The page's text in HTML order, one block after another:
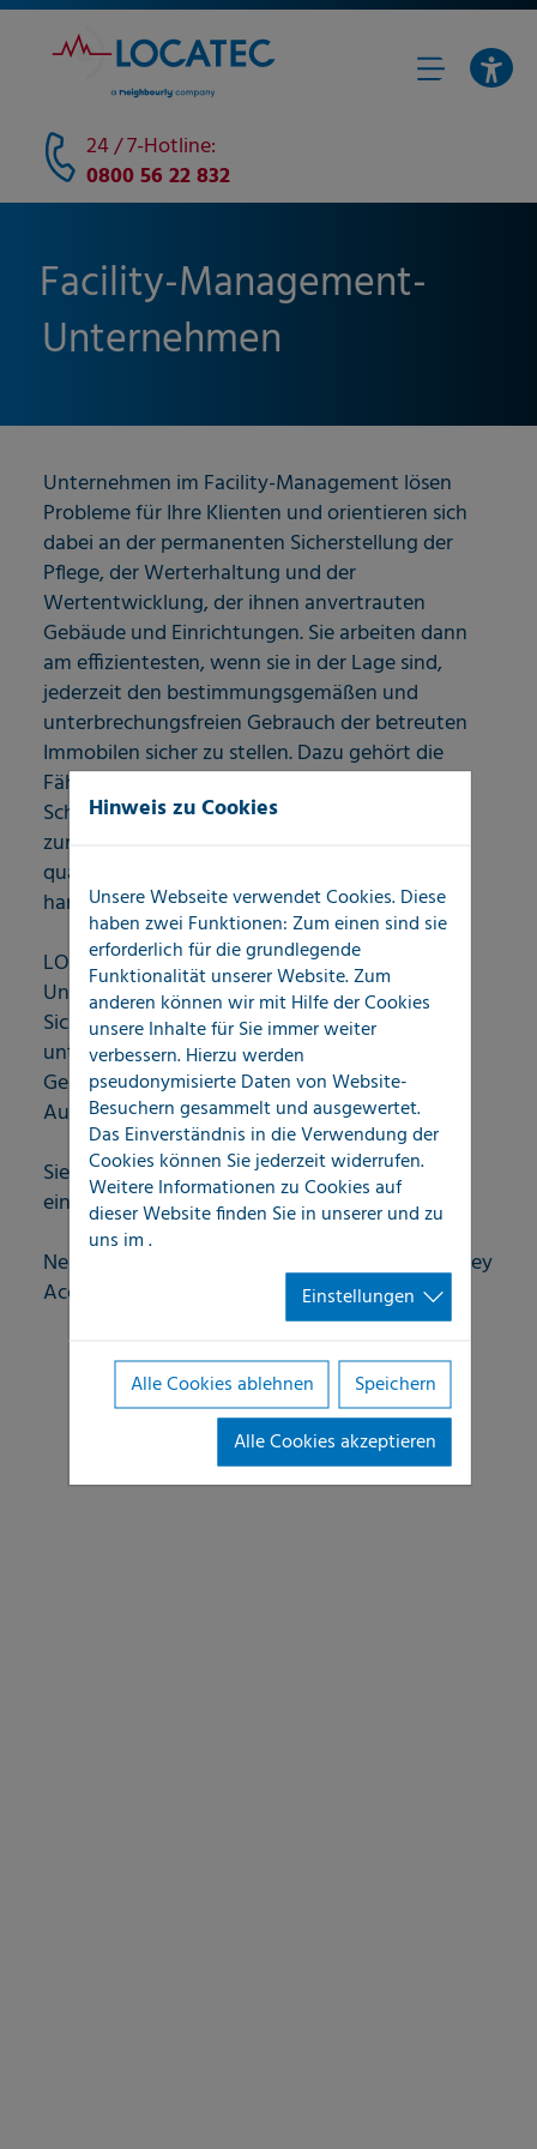
24 / 7-Hotline:
0800 56 22 832
Facility-Management-
Unternehmen
Unternehmen im Facility-Management lösen
Probleme für Ihre Klienten und orientieren sich
dabei an der permanenten Sicherstellung der
Pflege, der Werterhaltung und der
Wertentwicklung, der ihnen anvertrauten
Gebäude und Einrichtungen. Sie arbeiten dann
am effizientesten, wenn sie in der Lage sind,
jederzeit den bestimmungsgemäßen und
unterbrechungsfreien Gebrauch der betreuten
Immobilen sicher zu stellen. Dazu gehört die
Fähigkeit, in Notfällen oder bei
Schadenereignissen auf spezialisierte Partner
zurückgreifen zu können, die zuverlässig und
qualifiziert im Interesse ihrer Auftraggeber
handeln.
LOCATEC ist ein Leistungspartner der
Unternehmen für Gebäudeservices zur
Sicherstellung einer möglichst
unterbrechungsfreien Funktionalitäten von
Gebäuden und zur Vermeidung von Nutzungs-
Ausfallzeiten.
Sie benötigen mehr Informationen hinsichtlich
einer Zusammenarbeit mit LOCATEC?
Nehmen Sie noch heute Kontakt mit unseren Key
Account Management Ansprechpartnern auf:
Hinweis zu Cookies
Unsere Webseite verwendet Cookies. Diese
haben zwei Funktionen: Zum einen sind sie
erforderlich für die grundlegende
Funktionalität unserer Website. Zum
anderen können wir mit Hilfe der Cookies
unsere Inhalte für Sie immer weiter
verbessern. Hierzu werden
pseudonymisierte Daten von Website-
Besuchern gesammelt und ausgewertet.
Das Einverständnis in die Verwendung der
Cookies können Sie jederzeit widerrufen.
Weitere Informationen zu Cookies auf
dieser Website finden Sie in unsererund zu
uns im.
Einstellungen
Alle Cookies ablehnen
Speichern
Alle Cookies akzeptieren